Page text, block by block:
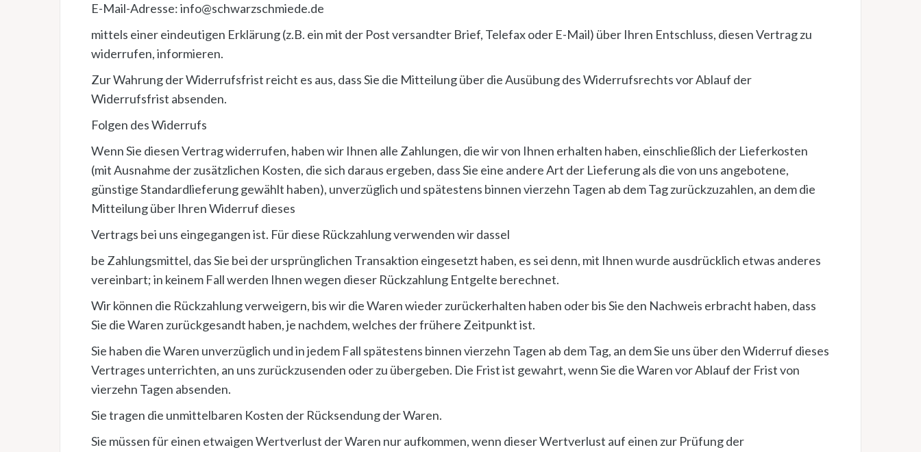
E-Mail-Adresse: info@schwarzschmiede.de
mittels einer eindeutigen Erklärung (z.B. ein mit der Post versandter Brief, Telefax oder E-Mail) über Ihren Entschluss, diesen Vertrag zu
widerrufen, informieren.
Zur Wahrung der Widerrufsfrist reicht es aus, dass Sie die Mitteilung über die Ausübung des Widerrufsrechts vor Ablauf der
Widerrufsfrist absenden.
Folgen des Widerrufs
Wenn Sie diesen Vertrag widerrufen, haben wir Ihnen alle Zahlungen, die wir von Ihnen erhalten haben, einschließlich der Lieferkosten
(mit Ausnahme der zusätzlichen Kosten, die sich daraus ergeben, dass Sie eine andere Art der Lieferung als die von uns angebotene,
günstige Standardlieferung gewählt haben), unverzüglich und spätestens binnen vierzehn Tagen ab dem Tag zurückzuzahlen, an dem die
Mitteilung über Ihren Widerruf dieses
Vertrags bei uns eingegangen ist. Für diese Rückzahlung verwenden wir dassel
be Zahlungsmittel, das Sie bei der ursprünglichen Transaktion eingesetzt haben, es sei denn, mit Ihnen wurde ausdrücklich etwas anderes
vereinbart; in keinem Fall werden Ihnen wegen dieser Rückzahlung Entgelte berechnet.
Wir können die Rückzahlung verweigern, bis wir die Waren wieder zurückerhalten haben oder bis Sie den Nachweis erbracht haben, dass
Sie die Waren zurückgesandt haben, je nachdem, welches der frühere Zeitpunkt ist.
Sie haben die Waren unverzüglich und in jedem Fall spätestens binnen vierzehn Tagen ab dem Tag, an dem Sie uns über den Widerruf dieses
Vertrages unterrichten, an uns zurückzusenden oder zu übergeben. Die Frist ist gewahrt, wenn Sie die Waren vor Ablauf der Frist von
vierzehn Tagen absenden.
Sie tragen die unmittelbaren Kosten der Rücksendung der Waren.
Sie müssen für einen etwaigen Wertverlust der Waren nur aufkommen, wenn dieser Wertverlust auf einen zur Prüfung der